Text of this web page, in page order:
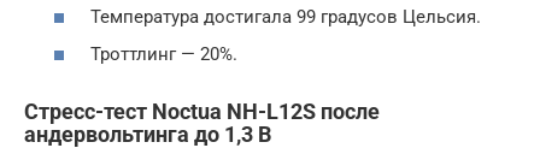
Температура достигала 99 градусов Цельсия.
Троттлинг — 20%.
Стресс-тест Noctua NH-L12S после
андервольтинга до 1,3 В